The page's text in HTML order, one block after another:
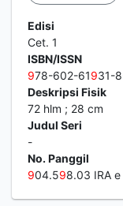
Edisi
Cet. 1
ISBN/ISSN
978-602-61931-
Deskripsi Fisik
72 hlm ; 28 cm
Judul Seri
-
No. Panggil
904.598.03 IRA e